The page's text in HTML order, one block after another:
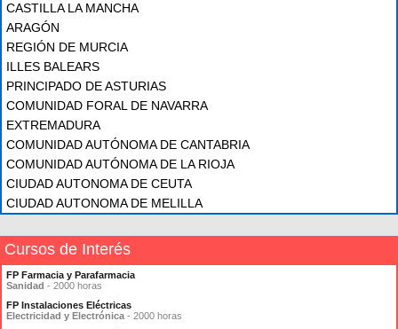
CASTILLA LA MANCHA
ARAGÓN
REGIÓN DE MURCIA
ILLES BALEARS
PRINCIPADO DE ASTURIAS
COMUNIDAD FORAL DE NAVARRA
EXTREMADURA
COMUNIDAD AUTÓNOMA DE CANTABRIA
COMUNIDAD AUTÓNOMA DE LA RIOJA
CIUDAD AUTONOMA DE CEUTA
CIUDAD AUTONOMA DE MELILLA
Cursos de Interés
FP Farmacia y Parafarmacia
Sanidad - 2000 horas
FP Instalaciones Eléctricas
Electricidad y Electrónica - 2000 horas